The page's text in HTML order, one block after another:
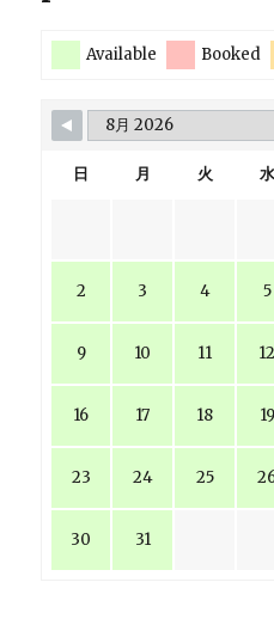
Available Booked
日 月 火 水
2 3 4 5
9 10 11 12
16 17 18 19
23 24 25
30 31